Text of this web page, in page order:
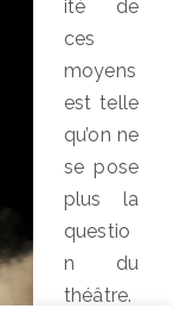
ité de
ces
moyens
est telle
qu’on ne
se pose
plus la
questio
n du
théâtre.